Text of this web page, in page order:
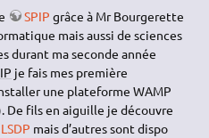
SPIP grâce à Mr Bourgerette
mais aussi de sciences
durant ma seconde année
je fais mes première
une plateforme WAMP
De fils en aiguille je découvre
LSDP mais d’autres sont dispo